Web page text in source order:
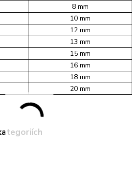
8 mm
10 mm
12 mm
13 mm
15 mm
16 mm
18 mm
20 mm